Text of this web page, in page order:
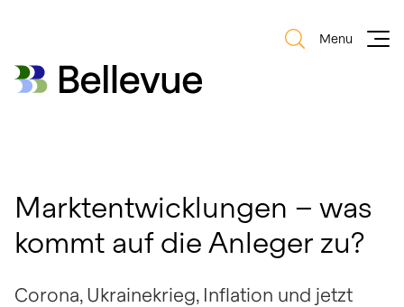
Bellevue Group AG
Menu
Marktentwicklungen – was
kommt auf die Anleger zu?
Corona, Ukrainekrieg, Inflation und jetzt